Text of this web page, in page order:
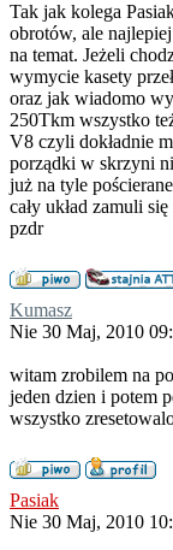
Tak jak kolega
obrotów, ale
na temat. Jeżeli
wymycie kasety
oraz jak wiadomo
250Tkm wszystko
V8 czyli dokładnie
porządki w skrzyni
już na tyle
cały układ zamuli
pzdr
Kumasz
Nie 30 Maj, 2010
witam zrobilem na
jeden dzien i potem
wszystko
Pasiak
Nie 30 Maj, 2010